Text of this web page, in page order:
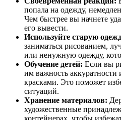
попала на одежду,
Чем быстрее вы начнете
его вывести.
Используйте старую
заниматься рисованием,
или ненужную одежду,
Обучение детей: Если вы
им важность аккуратности
красками. Это поможет
ситуаций.
Хранение материалов:
художественные
контейнерах, чтобы